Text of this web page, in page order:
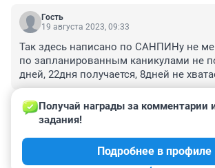
Гость
19 августа 2023, 09:33
Так здесь написано по САНПИНу не
по запланированным каникулами не
дней, 22дня получается, 8дней не
быть осенние каникулы 8 дней, 14
8дней весенние.Оканчание учебного
плану. Зачем министерство
же нарушение САНПИНа.
Гость
Зимние каникулы должны быть 14 дней
Получай награды за комментарии
задания!
Подробнее в профиле